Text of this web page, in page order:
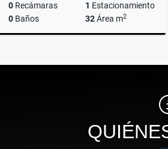
0 Recámaras 1 Estacionamiento
0 Baños 32Área m2
$16,000